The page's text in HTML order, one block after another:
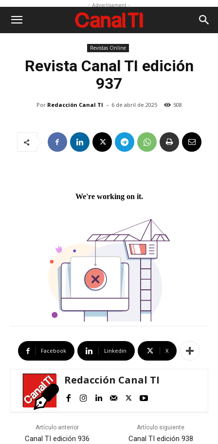
- Advertisement -
Revistas Online
Revista Canal TI edición
937
Por Redacción Canal TI - 6 de abril de 2025 508
Facebook Linkedin X
Redacción Canal TI
Artículo anterior
Canal TI edición 936
Artículo siguiente
Canal TI edición 938